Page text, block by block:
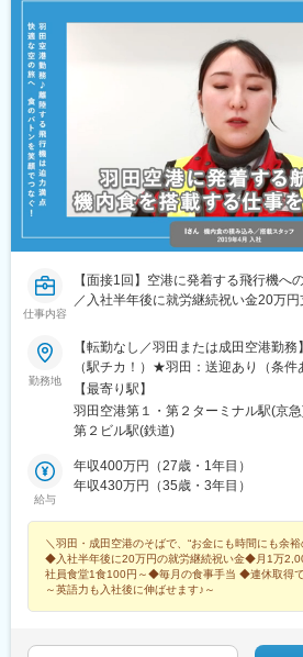
仕事内容
【面接1回】空港に発着する飛行機へ
／入社半年後に就労継続祝い金20万円
勤務地
【転勤なし／羽田または成田空港勤
（駅チカ！）★羽田：送迎あり（条
羽田支社＞東京都大田区羽田空港3-2-
古込141～空港までの通勤について
（05:00）の場合、一部送迎制度また
【最寄り駅】
羽田空港第１・第２ターミナル駅(京
第２ビル駅(鉄道)
給与
年収400万円（27歳・1年目）
年収430万円（35歳・3年目）
＼羽田・成田空港のそばで、“お金にも時間にも余裕
◆入社半年後に20万円の就労継続祝い金◆月1万
社員食堂1食100円～◆毎月の食事手当 ◆連休取得
～英語力も入社後に伸ばせます♪～